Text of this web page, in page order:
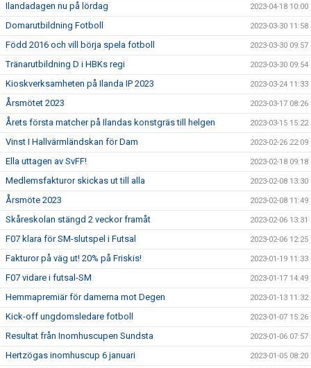
Ilandadagen nu på lördag 2023-04-18 10:00
Domarutbildning Fotboll 2023-03-30 11:58
Född 2016 och vill börja spela fotboll 2023-03-30 09:57
Tränarutbildning D i HBKs regi 2023-03-30 09:54
Kioskverksamheten på Ilanda IP 2023 2023-03-24 11:33
Årsmötet 2023 2023-03-17 08:26
Årets första matcher på Ilandas konstgräs till helgen 2023-03-15 15:22
Vinst I Hallvärmländskan för Dam 2023-02-26 22:09
Ella uttagen av SvFF! 2023-02-18 09:18
Medlemsfakturor skickas ut till alla 2023-02-08 13:30
Årsmöte 2023 2023-02-08 11:49
Skåreskolan stängd 2 veckor framåt 2023-02-06 13:31
F07 klara för SM-slutspel i Futsal 2023-02-06 12:25
Fakturor på väg ut! 20% på Friskis! 2023-01-19 11:33
F07 vidare i futsal-SM 2023-01-17 14:49
Hemmapremiär för damerna mot Degen 2023-01-13 11:32
Kick-off ungdomsledare fotboll 2023-01-07 15:26
Resultat från Inomhuscupen Sundsta 2023-01-06 07:57
Hertzögas inomhuscup 6 januari 2023-01-05 08:20